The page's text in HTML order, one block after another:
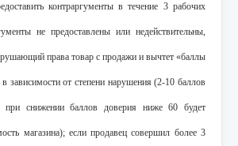
контраргументы в течение 3 рабочих
не предоставлены или недействительны,
права товар с продажи и вычтет «баллы
зависимости от степени нарушения (2-10 баллов
при снижении баллов доверия ниже 60 будет
магазина); если продавец совершил более 3